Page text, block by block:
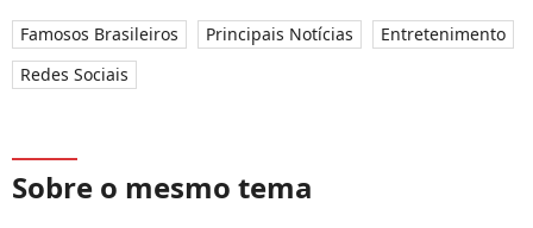
Famosos Brasileiros Principais Notícias
Entretenimento
Redes Sociais
Sobre o mesmo tema